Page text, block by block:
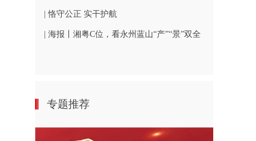
| 恪守公正 实干护航
| 海报丨湘粤C位，看永州蓝山“产”“景”双全
专题推荐